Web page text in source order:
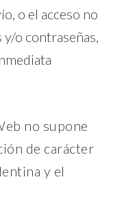
o el acceso no
o contraseñas,
no supone
de carácter
y el